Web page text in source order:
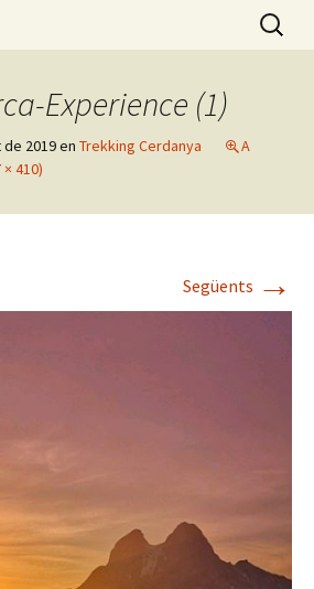
Cerdanya
aventura Cerca:
Experience (1)
2019en Trekking Cerdanya
A
410)
Següents →